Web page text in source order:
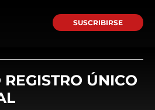
SUSCRIBIRSE
ÚNICO